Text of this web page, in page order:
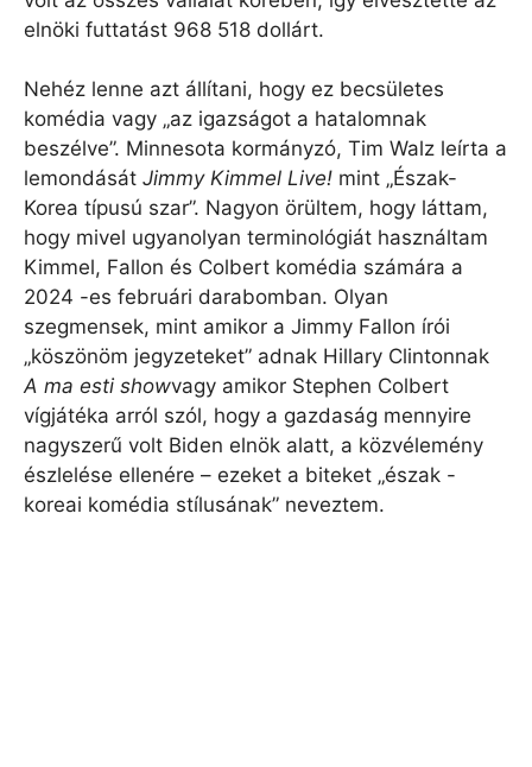
elnöki futtatást 968 518 dollárt.
Nehéz lenne azt állítani, hogy ez becsületes
komédia vagy „az igazságot a hatalomnak
beszélve”. Minnesota kormányzó, Tim Walz leírta a
lemondását Jimmy Kimmel Live! mint „Észak-
Korea típusú szar”. Nagyon örültem, hogy láttam,
hogy mivel ugyanolyan terminológiát használtam
Kimmel, Fallon és Colbert komédia számára a
2024 -es februári darabomban. Olyan
szegmensek, mint amikor a Jimmy Fallon írói
„köszönöm jegyzeteket” adnak Hillary Clintonnak
A ma esti showvagy amikor Stephen Colbert
vígjátéka arról szól, hogy a gazdaság mennyire
nagyszerű volt Biden elnök alatt, a közvélemény
észlelése ellenére – ezeket a biteket „észak -
koreai komédia stílusának” neveztem.